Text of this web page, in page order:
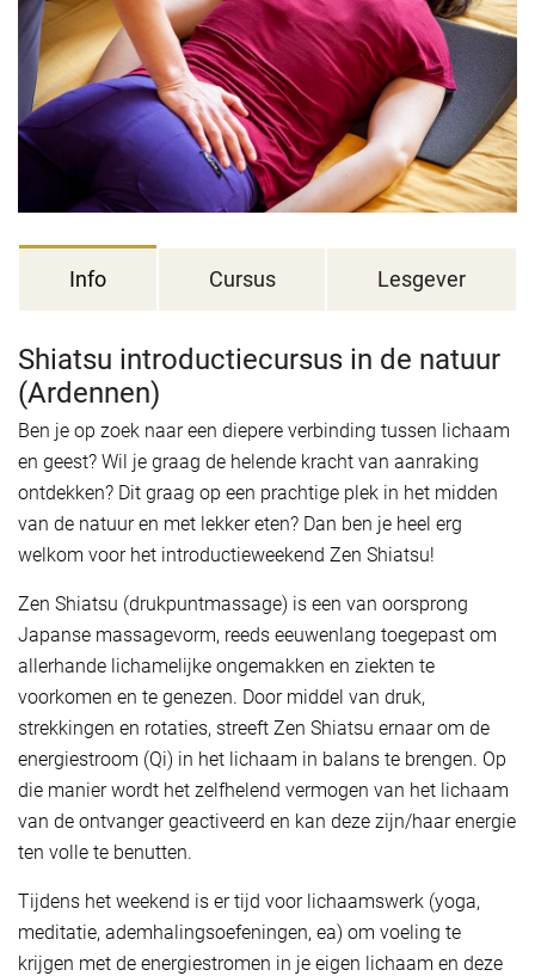
Info Cursus Lesgever
Shiatsu introductiecursus in de natuur
(Ardennen)
Ben je op zoek naar een diepere verbinding tussen lichaam
en geest? Wil je graag de helende kracht van aanraking
ontdekken? Dit graag op een prachtige plek in het midden
van de natuur en met lekker eten? Dan ben je heel erg
welkom voor het introductieweekend Zen Shiatsu!
Zen Shiatsu (drukpuntmassage) is een van oorsprong
Japanse massagevorm, reeds eeuwenlang toegepast om
allerhande lichamelijke ongemakken en ziekten te
voorkomen en te genezen. Door middel van druk,
strekkingen en rotaties, streeft Zen Shiatsu ernaar om de
energiestroom (Qi) in het lichaam in balans te brengen. Op
die manier wordt het zelfhelend vermogen van het lichaam
van de ontvanger geactiveerd en kan deze zijn/haar energie
ten volle te benutten.
Tijdens het weekend is er tijd voor lichaamswerk (yoga,
meditatie, ademhalingsoefeningen, ea) om voeling te
krijgen met de energiestromen in je eigen lichaam en deze